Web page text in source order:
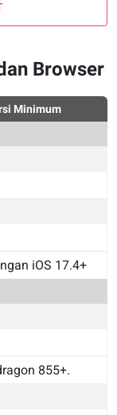
Browser
Minimum
iOS 17.4+
855+.